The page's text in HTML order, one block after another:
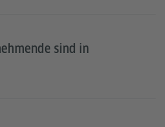
sind in